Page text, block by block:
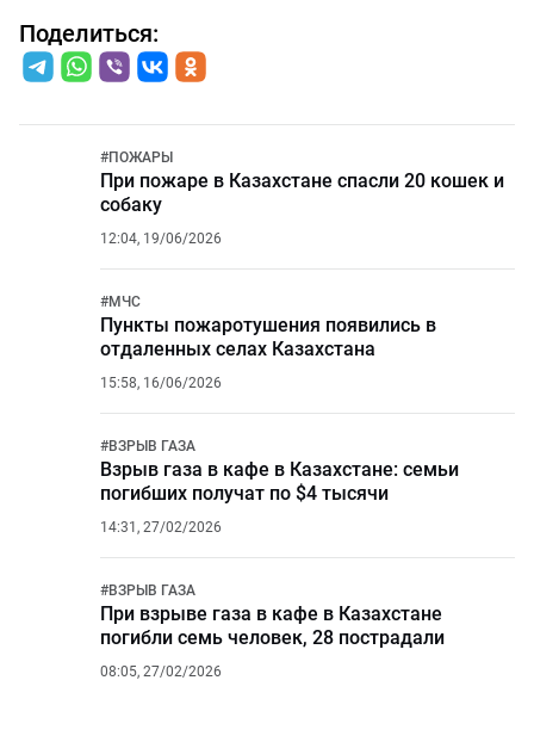
Поделиться:
#ПОЖАРЫ
При пожаре в Казахстане спасли 20 кошек и
собаку
12:04, 19/06/2026
#МЧС
Пункты пожаротушения появились в
отдаленных селах Казахстана
15:58, 16/06/2026
#ВЗРЫВ ГАЗА
Взрыв газа в кафе в Казахстане: семьи
погибших получат по $4 тысячи
14:31, 27/02/2026
#ВЗРЫВ ГАЗА
При взрыве газа в кафе в Казахстане
погибли семь человек, 28 пострадали
08:05, 27/02/2026